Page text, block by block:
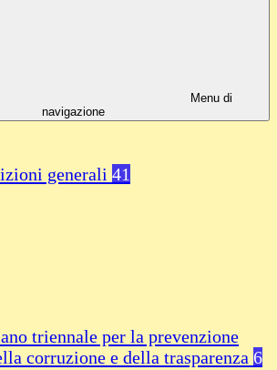
Menu di
navigazione
generali 41
triennale per la prevenzione
corruzione e della trasparenza 6